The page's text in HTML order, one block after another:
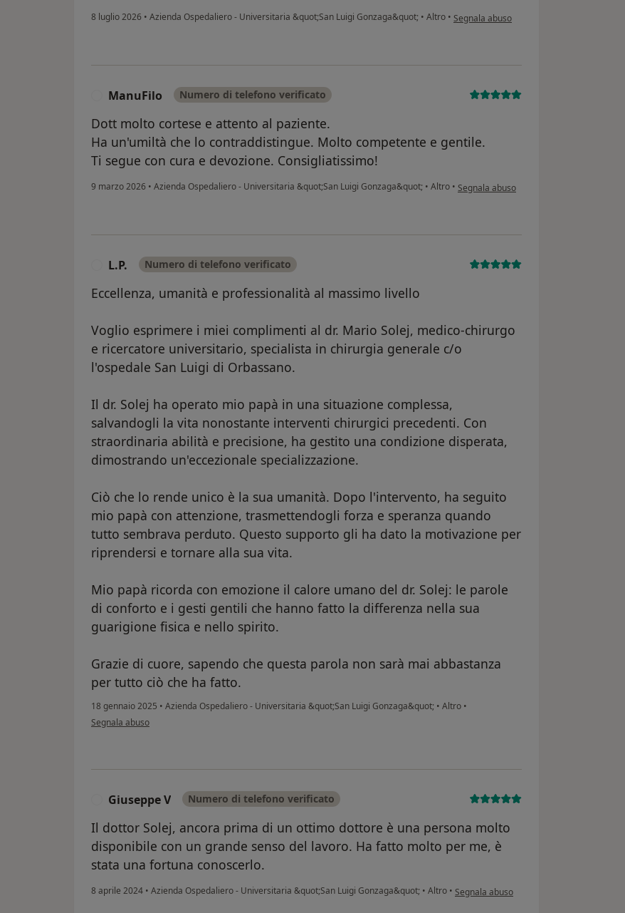
8 luglio 2026 • Azienda Ospedaliero - Universitaria &quot;San Luigi Gonzaga&quot; • Altro • secondo l'opinione dell'utente AV
Segnala abuso
ManuFilo Numero di telefono verificato
Dott molto cortese e attento al paziente.
Ha un'umiltà che lo contraddistingue. Molto competente e gentile.
Ti segue con cura e devozione. Consigliatissimo!
9 marzo 2026 • Azienda Ospedaliero - Universitaria &quot;San Luigi Gonzaga&quot; • Altro • secondo l'opinione dell'utente ManuFilo
Segnala abuso
L.P. Numero di telefono verificato
Eccellenza, umanità e professionalità al massimo livello
Voglio esprimere i miei complimenti al dr. Mario Solej, medico-chirurgo
e ricercatore universitario, specialista in chirurgia generale c/o
l'ospedale San Luigi di Orbassano.
Il dr. Solej ha operato mio papà in una situazione complessa,
salvandogli la vita nonostante interventi chirurgici precedenti. Con
straordinaria abilità e precisione, ha gestito una condizione disperata,
dimostrando un'eccezionale specializzazione.
Ciò che lo rende unico è la sua umanità. Dopo l'intervento, ha seguito
mio papà con attenzione, trasmettendogli forza e speranza quando
tutto sembrava perduto. Questo supporto gli ha dato la motivazione per
riprendersi e tornare alla sua vita.
Mio papà ricorda con emozione il calore umano del dr. Solej: le parole
di conforto e i gesti gentili che hanno fatto la differenza nella sua
guarigione fisica e nello spirito.
Grazie di cuore, sapendo che questa parola non sarà mai abbastanza
per tutto ciò che ha fatto.
18 gennaio 2025 • Azienda Ospedaliero - Universitaria &quot;San Luigi Gonzaga&quot; • Altro •
secondo l'opinione dell'utente L.P.
Segnala abuso
Giuseppe V Numero di telefono verificato
Il dottor Solej, ancora prima di un ottimo dottore è una persona molto
disponibile con un grande senso del lavoro. Ha fatto molto per me, è
stata una fortuna conoscerlo.
8 aprile 2024 • Azienda Ospedaliero - Universitaria &quot;San Luigi Gonzaga&quot; • Altro • secondo l'opinione dell'utente Giuseppe V
Segnala abuso